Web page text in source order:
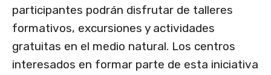
participantes podrán disfrutar de talleres
formativos, excursiones y actividades
gratuitas en el medio natural. Los centros
interesados en formar parte de esta iniciativa